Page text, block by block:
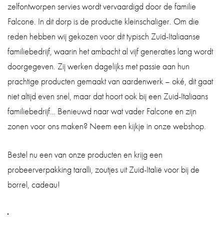
zelfontworpen servies wordt vervaardigd door de familie
Falcone. In dit dorp is de productie kleinschaliger. Om die
reden hebben wij gekozen voor dit typisch Zuid-Italiaanse
familiebedrijf, waarin het ambacht al vijf generaties lang wordt
doorgegeven. Zij werken dagelijks met passie aan hun
prachtige producten gemaakt van aardenwerk – oké, dit gaat
niet altijd even snel, maar dat hoort ook bij een Zuid-Italiaans
familiebedrijf… Benieuwd naar wat vader Falcone en zijn
zonen voor ons maken? Neem een kijkje in onze webshop.
Bestel nu een van onze producten en krijg een
probeerverpakking taralli, zoutjes uit Zuid-Italië voor bij de
borrel, cadeau!